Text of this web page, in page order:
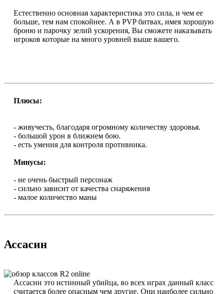
Естественно основная характеристика это сила, и чем ее
больше, тем нам спокойнее. А в PVP битвах, имея хорошую
броню и парочку зелий ускорения, Вы сможете наказывать
игроков которые на много уровней выше вашего.
Плюсы:
- живучесть, благодаря огромному количеству здоровья.
- большой урон в ближнем бою.
- есть умения для контроля противника.
Минусы:
- не очень быстрый персонаж
- сильно зависит от качества снаряжения
- малое количество маны
Ассасин
Ассасин это истинный убийца, во всех играх данный класс
считается более опасным чем другие. Они наиболее сильно